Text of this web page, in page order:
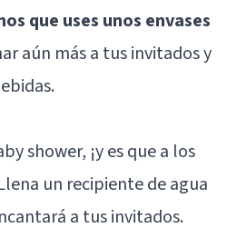
que uses unos envases
aún más a tus invitados y
shower, ¡y es que a los
un recipiente de agua
a tus invitados.